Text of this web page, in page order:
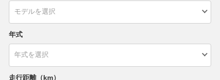
年式
走行距離（km）